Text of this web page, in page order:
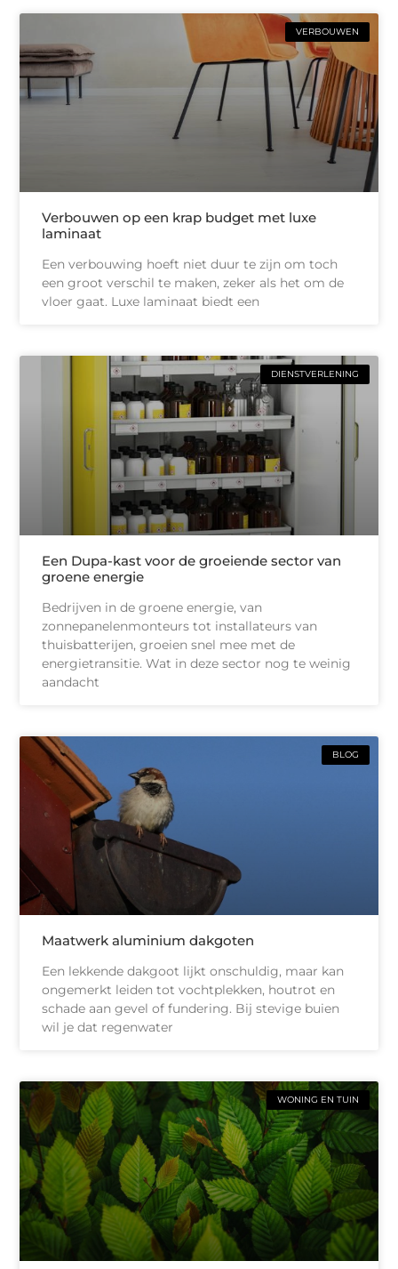
VERBOUWEN
Verbouwen op een krap budget met luxe
laminaat
Een verbouwing hoeft niet duur te zijn om toch
een groot verschil te maken, zeker als het om de
vloer gaat. Luxe laminaat biedt een
DIENSTVERLENING
Een Dupa-kast voor de groeiende sector van
groene energie
Bedrijven in de groene energie, van
zonnepanelenmonteurs tot installateurs van
thuisbatterijen, groeien snel mee met de
energietransitie. Wat in deze sector nog te weinig
aandacht
BLOG
Maatwerk aluminium dakgoten
Een lekkende dakgoot lijkt onschuldig, maar kan
ongemerkt leiden tot vochtplekken, houtrot en
schade aan gevel of fundering. Bij stevige buien
wil je dat regenwater
WONING EN TUIN